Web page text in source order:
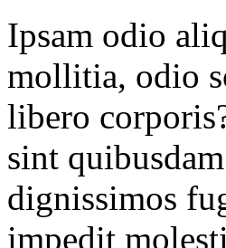
Ipsam odio
mollitia, odio
libero
sint
dignissimos
impedit